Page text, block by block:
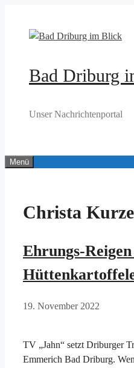
springen
Bad Driburg
Unser Nachrichtenportal
Menü
Christa Kurze
Ehrungs-
19. November 2022
TV „Jahn“ setzt Driburger
Emmerich Bad Driburg.